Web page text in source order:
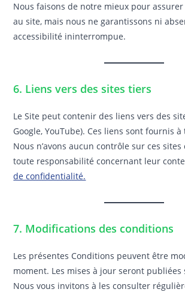
Nous faisons de notre mieux pour
au site, mais nous ne garantissons ni
accessibilité ininterrompue.
6. Liens vers des sites tiers
Le Site peut contenir des liens vers des
Google, YouTube). Ces liens sont fournis
Nous n’avons aucun contrôle sur ces
toute responsabilité concernant leur
de confidentialité.
7. Modifications des conditions
Les présentes Conditions peuvent être
moment. Les mises à jour seront publiées
Nous vous invitons à les consulter